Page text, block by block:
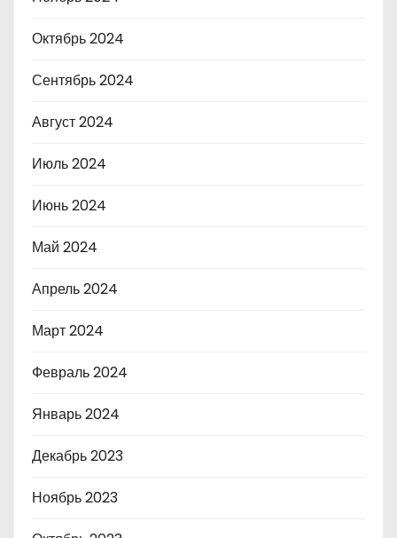
Октябрь 2024
Сентябрь 2024
Август 2024
Июль 2024
Июнь 2024
Май 2024
Апрель 2024
Март 2024
Февраль 2024
Январь 2024
Декабрь 2023
Ноябрь 2023